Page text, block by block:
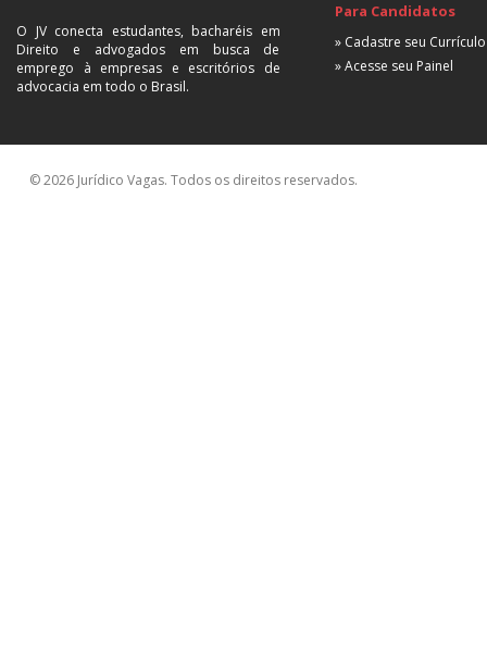
O JV conecta estudantes, bacharéis em
Direito e advogados em busca de
emprego à empresas e escritórios de
advocacia em todo o Brasil.
Para Candidatos
» Cadastre seu Currículo
» Acesse seu Painel
© 2026 Jurídico Vagas. Todos os direitos reservados.